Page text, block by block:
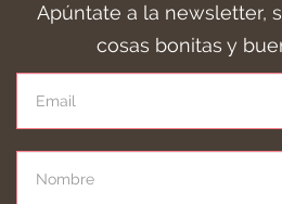
Apúntate a la newsletter,
cosas bonitas y